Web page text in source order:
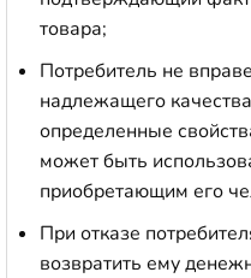
товара;
Потребитель не
надлежащего
определенные
может быть
приобретающим его
При отказе
возвратить ему